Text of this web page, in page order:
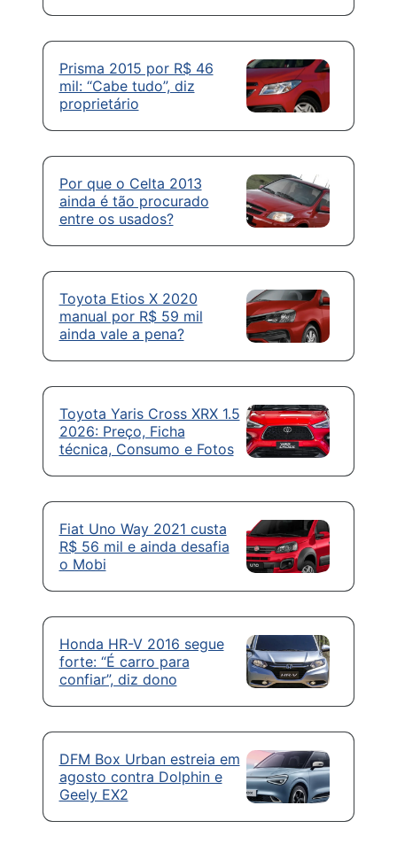
Prisma 2015 por R$ 46
mil: “Cabe tudo”, diz
proprietário
Por que o Celta 2013
ainda é tão procurado
entre os usados?
Toyota Etios X 2020
manual por R$ 59 mil
ainda vale a pena?
Toyota Yaris Cross XRX 1.5
2026: Preço, Ficha
técnica, Consumo e Fotos
Fiat Uno Way 2021 custa
R$ 56 mil e ainda desafia
o Mobi
Honda HR-V 2016 segue
forte: “É carro para
confiar”, diz dono
DFM Box Urban estreia em
agosto contra Dolphin e
Geely EX2